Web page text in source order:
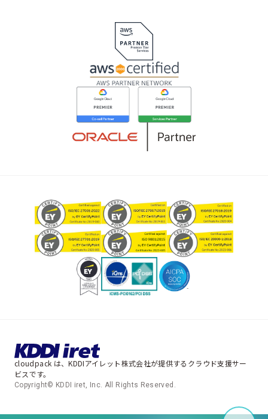
cloudpack は、KDDIアイレット株式会社が提供するクラウド支援サー
ビスです。
Copyright© KDDI iret, Inc. All Rights Reserved.